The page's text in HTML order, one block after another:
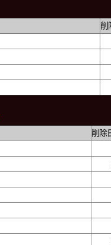
削
削除